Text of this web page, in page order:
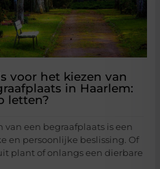
voor het kiezen van
in Haarlem:
letten?
van een begraafplaats is een
en persoonlijke beslissing. Of
plant of onlangs een dierbare